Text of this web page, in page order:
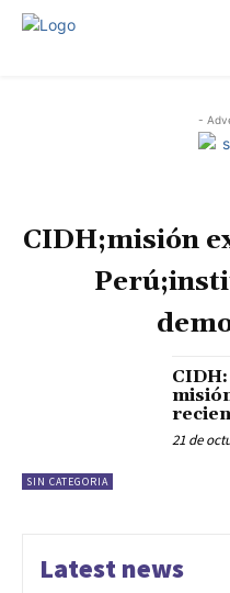
-
CIDH;misión
SIN CATEGORIA
21 de
Latest news